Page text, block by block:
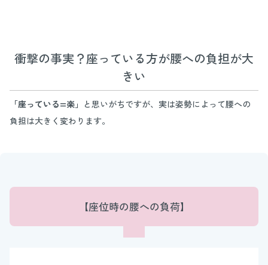
衝撃の事実？座っている方が腰への負担が大
きい
「座っている=楽」 と思いがちですが、実は姿勢によって腰への
負担は大きく変わります。
【座位時の腰への負荷】